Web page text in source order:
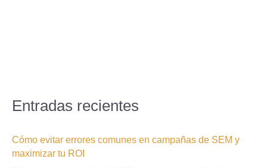
Entradas recientes
Cómo evitar errores comunes en campañas de SEM y
maximizar tu ROI